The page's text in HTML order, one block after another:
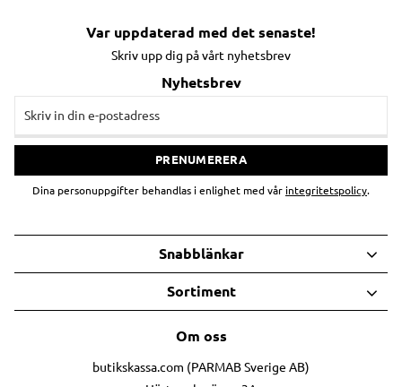
Var uppdaterad med det senaste!
Skriv upp dig på vårt nyhetsbrev
Nyhetsbrev
PRENUMERERA
Dina personuppgifter behandlas i enlighet med vår integritetspolicy.
Om oss
butikskassa.com (PARMAB Sverige AB)
Snabblänkar
Sortiment